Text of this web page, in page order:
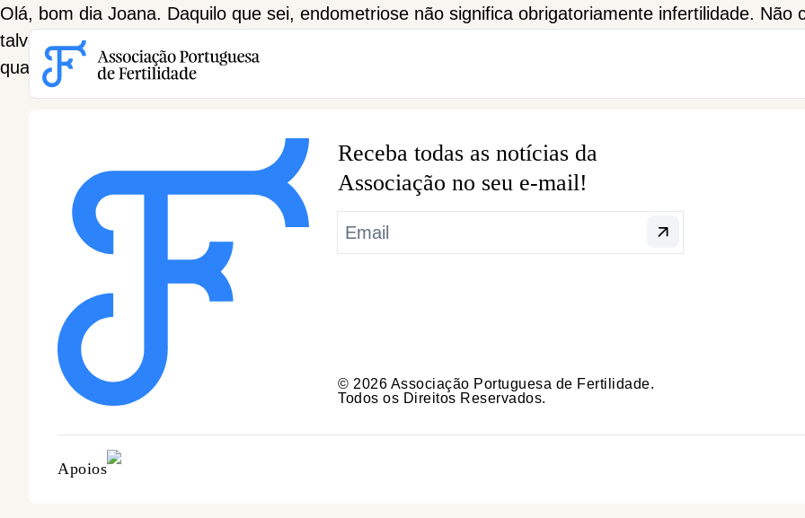
Acessible Menu Logo
Olá, bom dia Joana. Daquilo que sei, endometriose não significa obrigatoriamente infertilidade.
talvez seja mesmo ter uma conversa franca com o médico assistente. Sou portadora de
qualquer problema. Boa sorte e tudo a correr bem. Marta
Receba todas as notícias da
Associação no seu e-mail!
© 2026 Associação Portuguesa de Fertilidade.
Todos os Direitos Reservados.
Apoios